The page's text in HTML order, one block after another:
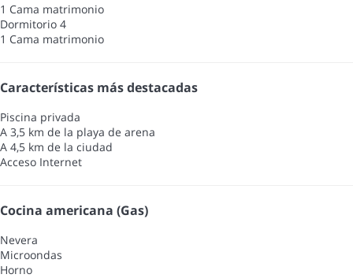
1 Cama matrimonio
Dormitorio 4
1 Cama matrimonio
Características más destacadas
Piscina privada
A 3,5 km de la playa de arena
A 4,5 km de la ciudad
Acceso Internet
Cocina americana (Gas)
Nevera
Microondas
Horno